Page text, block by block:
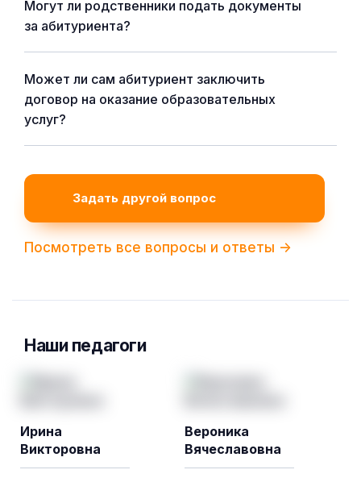
Могут ли родственники подать документы
за абитуриента?
Может ли сам абитуриент заключить
договор на оказание образовательных
услуг?
Задать другой вопрос
Посмотреть все вопросы и ответы ->
Наши педагоги
Ирина
Викторовна
Вероника
Вячеславовна